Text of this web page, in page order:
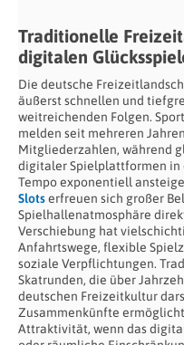
Traditionelle
digitalen
Die deutsche
äußerst schnellen und
weitreichenden Folgen.
melden seit mehreren
Mitgliederzahlen, während
digitaler Spielplattformen in
Tempo exponentiell
Slotserfreuen sich großer
Spielhallenatmosphäre
Verschiebung hat
Anfahrtswege, flexible
soziale Verpflichtungen.
Skatrunden, die über
deutschen Freizeitkultur
Zusammenkünfte
Attraktivität, wenn das